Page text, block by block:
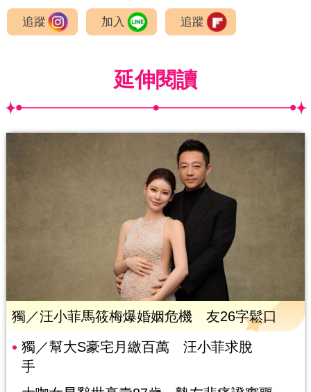
追蹤 加入 追蹤
延伸閱讀
獨／汪小菲馬筱梅爆婚姻危機 友26字鬆口
獨／幫大S豪宅月繳百萬 汪小菲求脫
手